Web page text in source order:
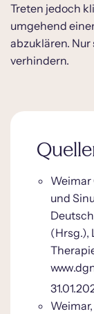
Treten jedoch
umgehend
abzuklären.
verhindern.
Weimar
und
(Hrsg.),